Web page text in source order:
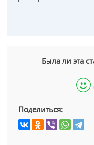
Была ли эта
Поделиться: